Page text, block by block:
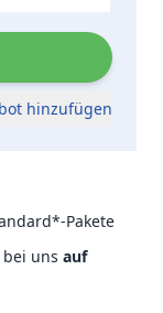
hinzufügen
Pakete
bei uns auf